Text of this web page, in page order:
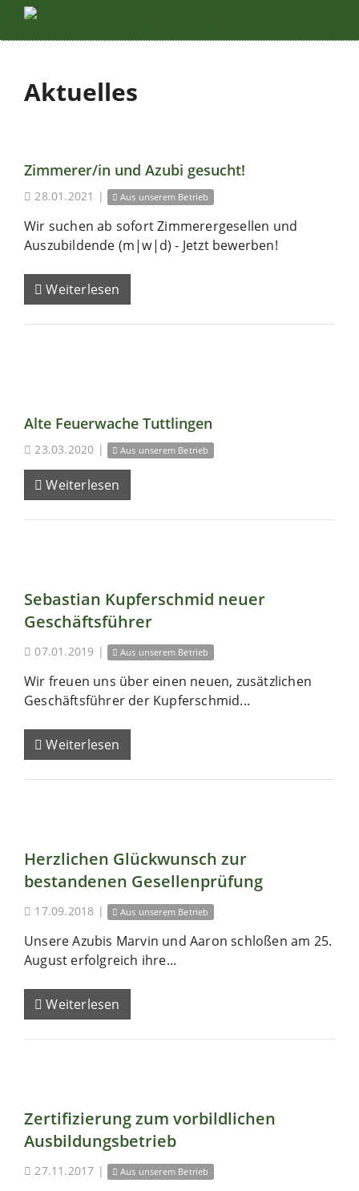
Aktuelles
Zimmerer/in und Azubi gesucht!
28.01.2021 | Aus unserem Betrieb
Wir suchen ab sofort Zimmerergesellen und
Auszubildende (m|w|d) - Jetzt bewerben!
Weiterlesen
Alte Feuerwache Tuttlingen
23.03.2020 | Aus unserem Betrieb
Weiterlesen
Sebastian Kupferschmid neuer
Geschäftsführer
07.01.2019 | Aus unserem Betrieb
Wir freuen uns über einen neuen, zusätzlichen
Geschäftsführer der Kupferschmid...
Weiterlesen
Herzlichen Glückwunsch zur
bestandenen Gesellenprüfung
17.09.2018 | Aus unserem Betrieb
Unsere Azubis Marvin und Aaron schloßen am 25.
August erfolgreich ihre...
Weiterlesen
Zertifizierung zum vorbildlichen
Ausbildungsbetrieb
27.11.2017 | Aus unserem Betrieb